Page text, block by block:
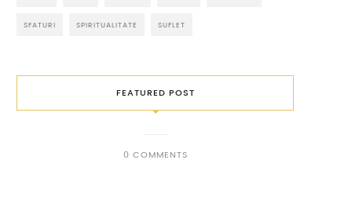
SFATURI SPIRITUALITATE SUFLET
FEATURED POST
0 COMMENTS